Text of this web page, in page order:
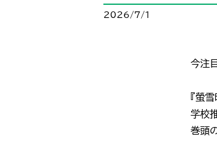
2026/7/1
今注
『螢
学校
巻頭